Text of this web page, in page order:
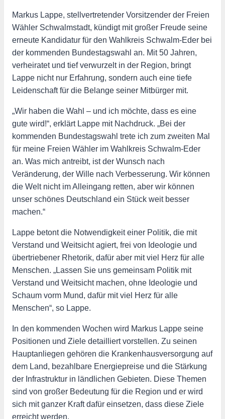
Markus Lappe, stellvertretender Vorsitzender der Freien
Wähler Schwalmstadt, kündigt mit großer Freude seine
erneute Kandidatur für den Wahlkreis Schwalm-Eder bei
der kommenden Bundestagswahl an. Mit 50 Jahren,
verheiratet und tief verwurzelt in der Region, bringt
Lappe nicht nur Erfahrung, sondern auch eine tiefe
Leidenschaft für die Belange seiner Mitbürger mit.
„Wir haben die Wahl – und ich möchte, dass es eine
gute wird!“, erklärt Lappe mit Nachdruck. „Bei der
kommenden Bundestagswahl trete ich zum zweiten Mal
für meine Freien Wähler im Wahlkreis Schwalm-Eder
an. Was mich antreibt, ist der Wunsch nach
Veränderung, der Wille nach Verbesserung. Wir können
die Welt nicht im Alleingang retten, aber wir können
unser schönes Deutschland ein Stück weit besser
machen.“
Lappe betont die Notwendigkeit einer Politik, die mit
Verstand und Weitsicht agiert, frei von Ideologie und
übertriebener Rhetorik, dafür aber mit viel Herz für alle
Menschen. „Lassen Sie uns gemeinsam Politik mit
Verstand und Weitsicht machen, ohne Ideologie und
Schaum vorm Mund, dafür mit viel Herz für alle
Menschen“, so Lappe.
In den kommenden Wochen wird Markus Lappe seine
Positionen und Ziele detailliert vorstellen. Zu seinen
Hauptanliegen gehören die Krankenhausversorgung auf
dem Land, bezahlbare Energiepreise und die Stärkung
der Infrastruktur in ländlichen Gebieten. Diese Themen
sind von großer Bedeutung für die Region und er wird
sich mit ganzer Kraft dafür einsetzen, dass diese Ziele
erreicht werden.